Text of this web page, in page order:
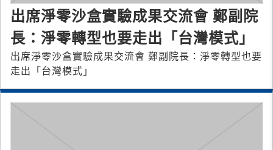
出席淨零沙盒實驗成果交流會 鄭副院
長：淨零轉型也要走出「台灣模式」
出席淨零沙盒實驗成果交流會 鄭副院長：淨零轉型也要
走出「台灣模式」